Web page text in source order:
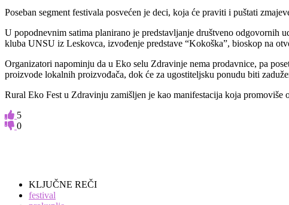
Poseban segment festivala posvećen je deci, koja će praviti i puštati
U popodnevnim satima planirano je predstavljanje društveno odgovornih
kluba UNSU iz Leskovca, izvođenje predstave “Kokoška”, bioskop na
Organizatori napominju da u Eko selu Zdravinje nema prodavnice, pa
proizvode lokalnih proizvođača, dok će za ugostiteljsku ponudu biti
Rural Eko Fest u Zdravinju zamišljen je kao manifestacija koja
5
0
KLJUČNE REČI
festival